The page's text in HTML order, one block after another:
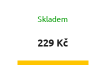
Skladem
229 Kč